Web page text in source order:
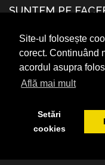
Site-ul folosește
corect. Continuând
acordul asupra
Află mai mult
Setări
cookies
SUNTEM PE